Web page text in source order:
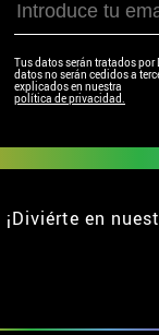
Tus datos serán tratados por
datos no serán cedidos a
explicados en nuestra
política de privacidad.
¡Diviérte en